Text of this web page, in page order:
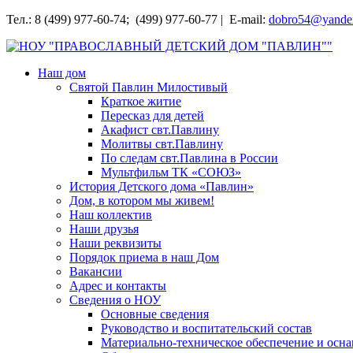
Перейти
содержимому
Тел.: 8 (499) 977-60-74; (499) 977-60-77 | E-mail:
НОУ "ПРАВОСЛАВНЫЙ ДЕТСКИЙ ДОМ "ПАВЛИН""
Наш дом
Святой Павлин Милостивый
Краткое житие
Пересказ для детей
Акафист свт.Павлину
Молитвы свт.Павлину
По следам свт.Павлина в России
Мультфильм ТК «СОЮЗ»
История Детского дома «Павлин»
Дом, в котором мы живем!
Наш коллектив
Наши друзья
Наши реквизиты
Порядок приема в наш Дом
Вакансии
Адрес и контакты
Сведения о НОУ
Основные сведения
Руководство и воспитательский состав
Материально-техническое обеспечение и